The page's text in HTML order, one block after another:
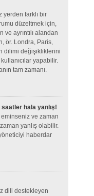
farklı bir
düzeltmek için,
ve ayrıntılı alandan
ör. Londra, Paris,
dilimi değişikliklerini
yapabilir.
tam zamanı.
hala yanlış!
ve zaman
yanlış olabilir.
haberdar
dili destekleyen